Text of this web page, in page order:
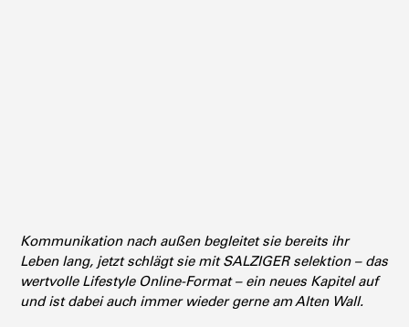
Kommu­ni­kation nach außen begleitet sie bereits ihr
Leben lang, jetzt schlägt sie mit SALZIGER selektion – das
wertvolle Lifestyle Online-Format – ein neues Kapitel auf
und ist dabei auch immer wieder gerne am Alten Wall.